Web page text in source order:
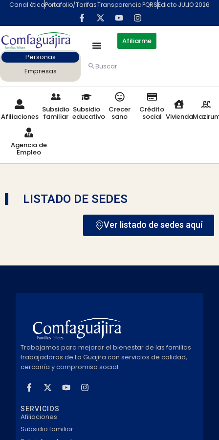
Canal éticoPortafolio/TarifasTransparenciaPQRSEdicto JULIO 2026
Afiliarme
Personas
Empresas
Buscar
Afiliaciones
Subsidio
familiar
Subsidio
educativo
Crecer
sano
Crédito
social Vivienda
Agencia de
Empleo
LISTADO DE SEDES
Ver listado de sedes aquí
Trabajamos para mejorar el bienestar de las familias
trabajadoras de La Guajira con servicios de calidad,
cercanía y compromiso social.
SERVICIOS
Afiliaciones
Subsidio familiar